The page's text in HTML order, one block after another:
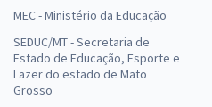
MEC - Ministério da Educação
SEDUC/MT - Secretaria de
Estado de Educação, Esporte e
Lazer do estado de Mato
Grosso